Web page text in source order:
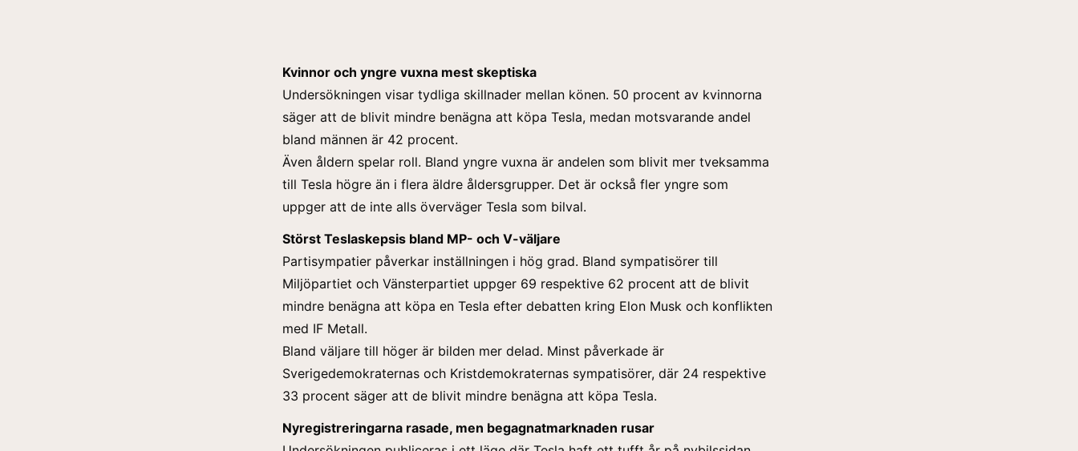
Kvinnor och yngre vuxna mest skeptiska
Undersökningen visar tydliga skillnader mellan könen. 50 procent av kvinnorna
säger att de blivit mindre benägna att köpa Tesla, medan motsvarande andel
bland männen är 42 procent.
Även åldern spelar roll. Bland yngre vuxna är andelen som blivit mer tveksamma
till Tesla högre än i flera äldre åldersgrupper. Det är också fler yngre som
uppger att de inte alls överväger Tesla som bilval.
Störst Teslaskepsis bland MP- och V-väljare
Partisympatier påverkar inställningen i hög grad. Bland sympatisörer till
Miljöpartiet och Vänsterpartiet uppger 69 respektive 62 procent att de blivit
mindre benägna att köpa en Tesla efter debatten kring Elon Musk och konflikten
med IF Metall.
Bland väljare till höger är bilden mer delad. Minst påverkade är
Sverigedemokraternas och Kristdemokraternas sympatisörer, där 24 respektive
33 procent säger att de blivit mindre benägna att köpa Tesla.
Nyregistreringarna rasade, men begagnatmarknaden rusar